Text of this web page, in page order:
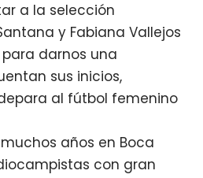
a la selección
y Fabiana Vallejos
darnos una
sus inicios,
al fútbol femenino
años en Boca
con gran